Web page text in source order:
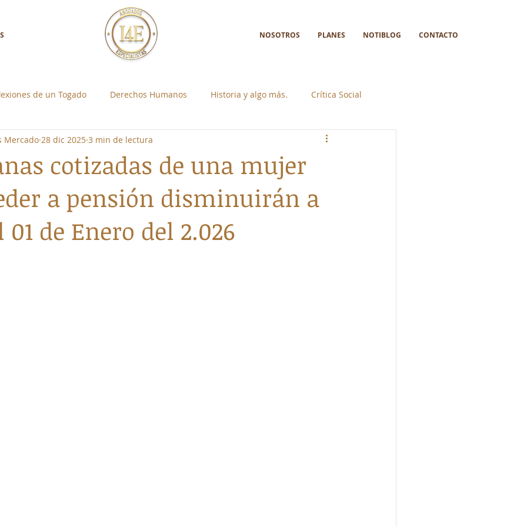
NOSOTROS PLANES NOTIBLOG CONTACTO
de un Togado Derechos Humanos Historia y algo más. Crítica Social
con Nosotros Control Social Individual
cotizadas de una mujer
a pensión disminuirán a
de Enero del 2.026
Mercado 28 dic 2025 3 min de lectura